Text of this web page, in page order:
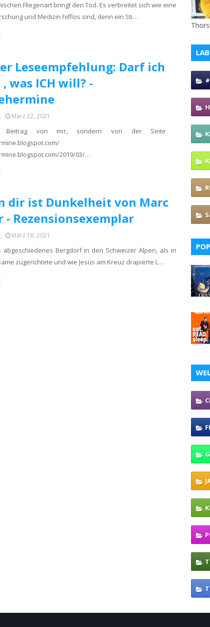
Fliegenart bringt den Tod. Es verbreitet sich wie eine
und Medizin hilflos sind, denn ein Sti…
Leseempfehlung: Darf ich
was ICH will? -
März 22, 2021
Beitrag von mir, sondern von der Seite
2019/03/…
dir ist Dunkelheit von Marc
Rezensionsexemplar
März 18, 2021
Bergdorf in den Schweizer Alpen, als in
zugerichtete und wie Jesus am Kreuz drapierte L…